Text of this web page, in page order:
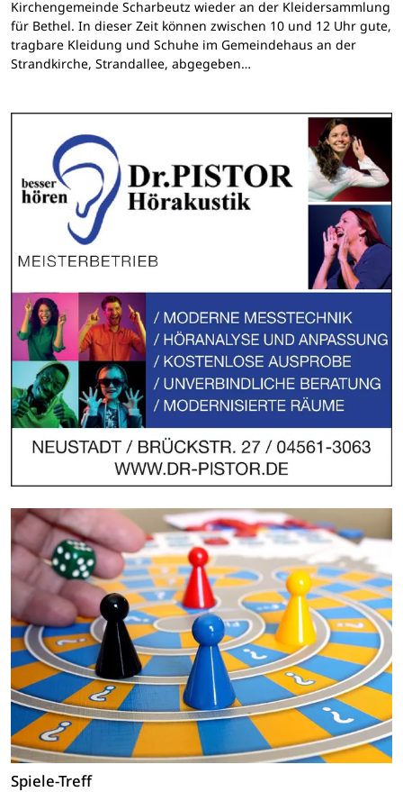
Kirchengemeinde Scharbeutz wieder an der Kleidersammlung
für Bethel. In dieser Zeit können zwischen 10 und 12 Uhr gute,
tragbare Kleidung und Schuhe im Gemeindehaus an der
Strandkirche, Strandallee, abgegeben…
Spiele-Treff